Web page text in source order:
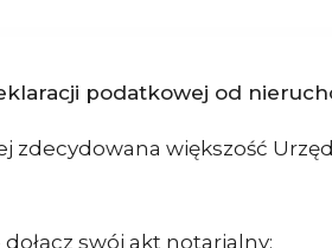
podatkowej od
większość
swój akt notarialny;